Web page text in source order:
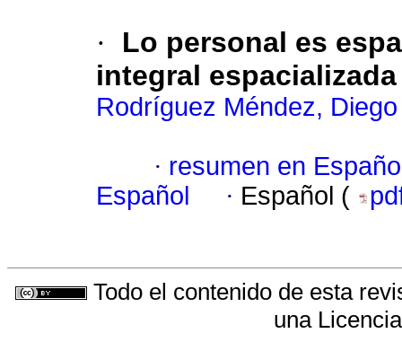
·
Lo personal es
integral espacializada
Rodríguez Méndez,
· resumen en
Español
· Español (
Todo el contenido de esta
una